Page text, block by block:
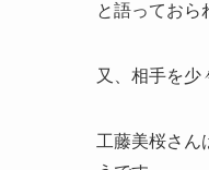
と語っておら
又、相手を少
工藤美桜さん